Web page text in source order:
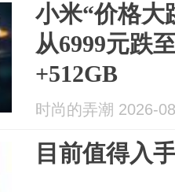
小米“价格大
从6999元跌
+512GB
时尚的弄潮 2026-
目前值得入